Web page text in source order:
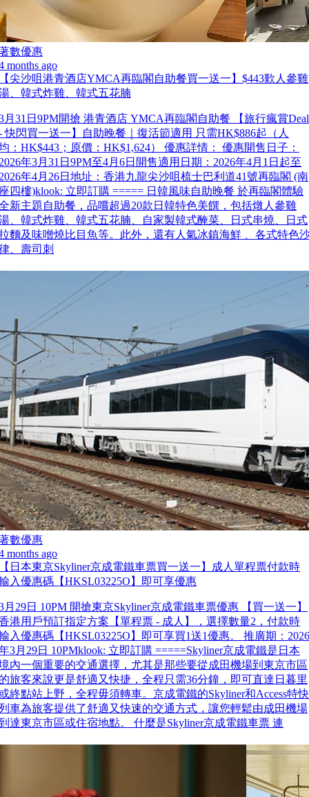
數優惠
months ago
尖沙咀港青酒店YMCA再臨閣自助餐買一送一】$443歎人參雞
、韓式炸雞、韓式五花腩
月31日9PM開搶 港青酒店 YMCA再臨閣自助餐 【旅行瘋賞Deal
快閃買一送一】自助晚餐｜復活節適用 只需HK$886起（人
：HK$443；原價：HK$1,624） 優惠詳情： 優惠開售日子：
年3月31日9PM至4月6日開售適用日期：2026年4月1日起至
年4月26日地址：香港九龍尖沙咀梳士巴利道41號再臨閣 (南
四樓)klook: 立即訂購 ===== 日韓風味自助晚餐 於再臨閣體驗
新主題自助餐，品嚐超過20款日韓特色美饌，包括燉人參雞
、韓式炸雞、韓式五花腩、自家製韓式醃菜、日式串燒、日式
麵及味噌燒比目魚等。此外，還有人氣冰鎮海鮮 、各式特色
、壽司刺
數優惠
months ago
日本東京Skyliner京成電鐵車票買一送一】成人單程票付款時
入優惠碼【HKSL03225O】即可享優惠
月29日 10PM 開搶東京Skyliner京成電鐵車票優惠 【買一送一】
港用戶預訂指定方案【單程票 - 成人】，選擇數量2，付款時
入優惠碼【HKSL03225O】即可享買1送1優惠。 推廣期：2026
3月29日 10PMklook: 立即訂購 =====Skyliner京成電鐵是日本
內一個重要的交通選擇，尤其是那些要從成田機場到東京市區
旅客來說更是舒適又快捷，全程只需36分鐘，即可直達日暮里
終點站上野，全程毋須轉車。京成電鐵的Skyliner和Access特快
車為旅客提供了舒適又快速的交通方式，讓您輕鬆由成田機場
達東京市區或住宿地點。 什麼是Skyliner京成電鐵車票 連